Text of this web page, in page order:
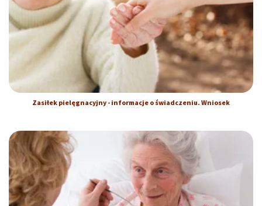
Zasiłek pielęgnacyjny - informacje o świadczeniu. Wniosek